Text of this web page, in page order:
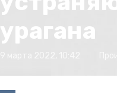
урагана